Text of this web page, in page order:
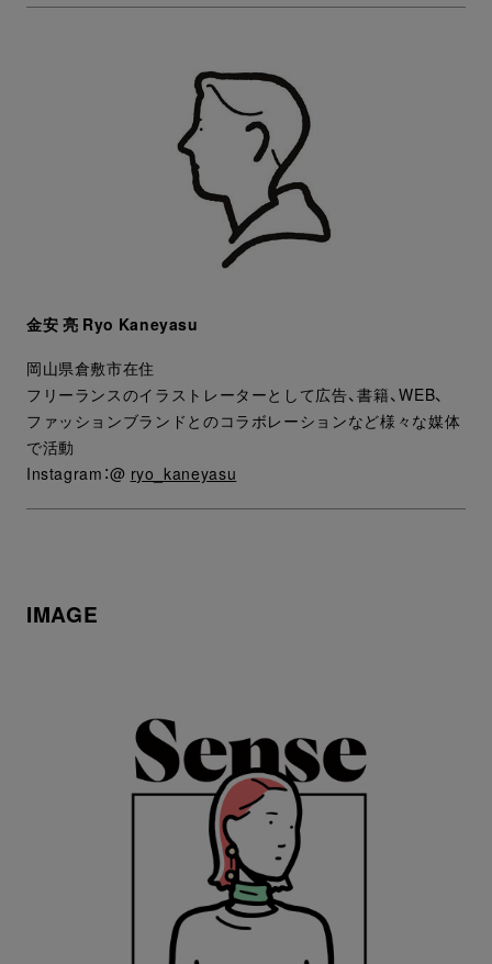
金安 亮 Ryo Kaneyasu
岡山県倉敷市在住
フリーランスのイラストレーターとして広告、書籍、WEB、
ファッションブランドとのコラボレーションなど様々な媒体
で活動
Instagram：@ ryo_kaneyasu
IMAGE